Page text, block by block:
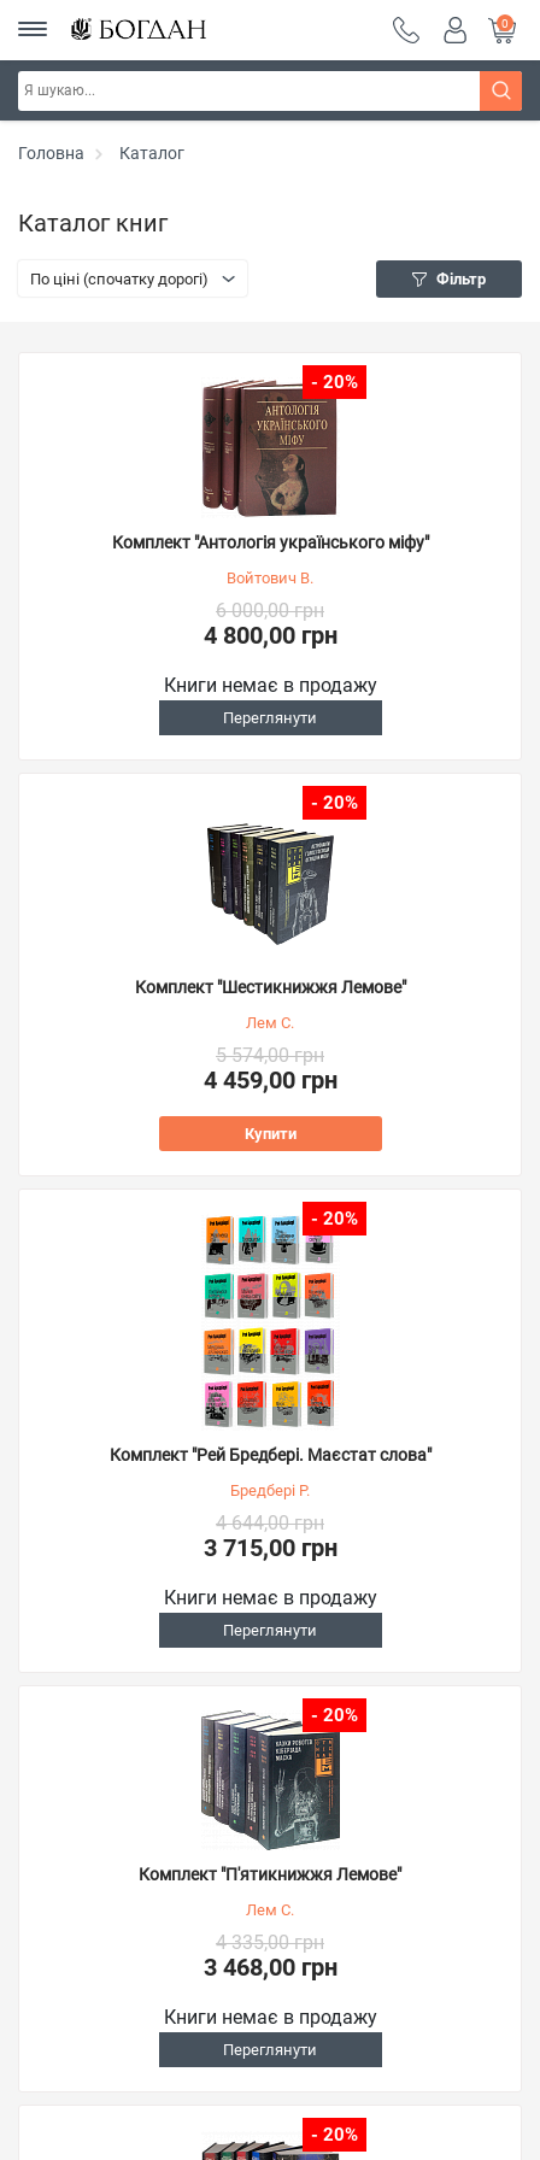
0
Головна Каталог
Каталог книг
По ціні (спочатку дорогі) Фільтр
- 20%
Комплект "Антологія українського міфу"
Войтович В.
6 000,00 грн
4 800,00 грн
Книги немає в продажу
Переглянути
- 20%
Комплект "Шестикнижжя Лемове"
Лем С.
5 574,00 грн
4 459,00 грн
Купити
- 20%
Комплект "Рей Бредбері. Маєстат слова"
Бредбері Р.
4 644,00 грн
3 715,00 грн
Книги немає в продажу
Переглянути
- 20%
Комплект "П'ятикнижжя Лемове"
Лем С.
4 335,00 грн
3 468,00 грн
Книги немає в продажу
Переглянути
- 20%